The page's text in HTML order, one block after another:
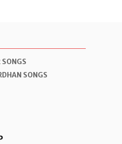
SONGS
SONGS